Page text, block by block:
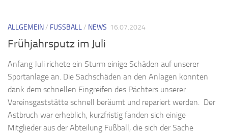
ALLGEMEIN/ FUSSBALL/ NEWS 16.07.2024
Frühjahrsputz im Juli
Anfang Juli richete ein Sturm einige Schäden auf unserer
Sportanlage an. Die Sachschäden an den Anlagen konnten
dank dem schnellen Eingreifen des Pächters unserer
Vereinsgaststätte schnell beräumt und repariert werden. Der
Astbruch war erheblich, kurzfristig fanden sich einige
Mitglieder aus der Abteilung Fußball, die sich der Sache